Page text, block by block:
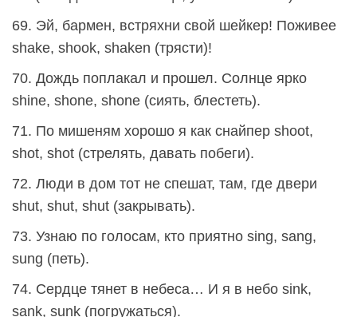
69. Эй, бармен, встряхни свой шейкер! Поживее
shake, shook, shaken (трясти)!
70. Дождь поплакал и прошел. Солнце ярко
shine, shone, shone (сиять, блестеть).
71. По мишеням хорошо я как снайпер shoot,
shot, shot (стрелять, давать побеги).
72. Люди в дом тот не спешат, там, где двери
shut, shut, shut (закрывать).
73. Узнаю по голосам, кто приятно sing, sang,
sung (петь).
74. Сердце тянет в небеса… И я в небо sink,
sank, sunk (погружаться).